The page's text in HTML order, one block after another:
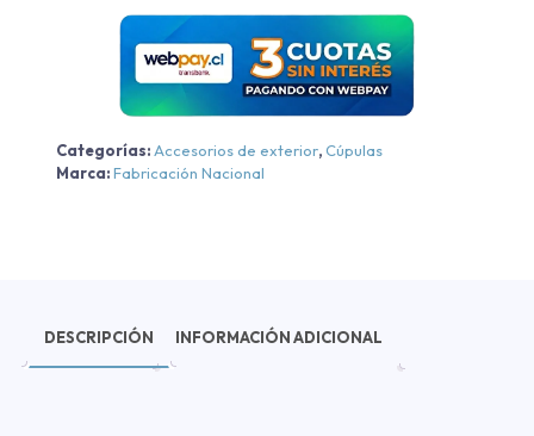
2014
cantidad
Categorías:Accesorios de exterior,Cúpulas
Marca:Fabricación Nacional
DESCRIPCIÓN INFORMACIÓN ADICIONAL